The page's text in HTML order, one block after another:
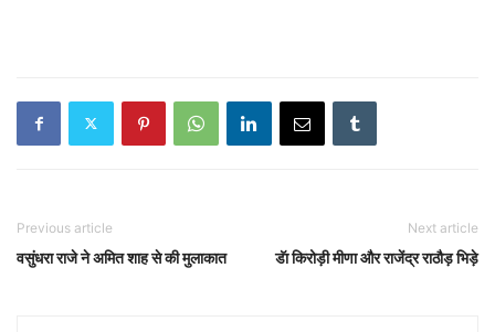
Previous article
वसुंधरा राजे ने अमित शाह से की मुलाकात
Next article
डॅा किरोड़ी मीणा और राजेंद्र राठौड़ भिड़े